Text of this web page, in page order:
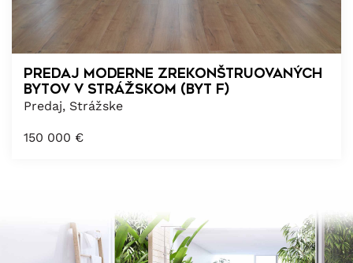
PREDAJ MODERNE ZREKONŠTRUOVANÝCH
BYTOV V STRÁŽSKOM (BYT F)
Predaj, Strážske
150 000 €